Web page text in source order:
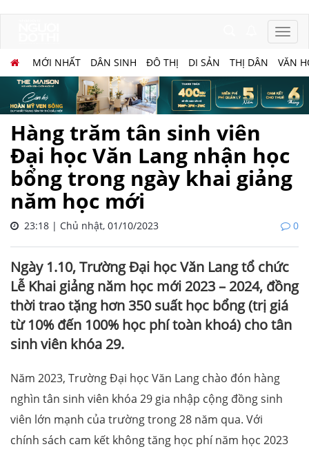
MỚI NHẤT DÂN SINH ĐÔ THỊ DI SẢN THỊ DÂN VĂN
Hàng trăm tân sinh viên
Đại học Văn Lang nhận học
bổng trong ngày khai giảng
năm học mới
23:18 | Chủ nhật, 01/10/2023 0
Ngày 1.10, Trường Đại học Văn Lang tổ chức
Lễ Khai giảng năm học mới 2023 – 2024, đồng
thời trao tặng hơn 350 suất học bổng (trị giá
từ 10% đến 100% học phí toàn khoá) cho tân
sinh viên khóa 29.
Năm 2023, Trường Đại học Văn Lang chào đón hàng
nghìn tân sinh viên khóa 29 gia nhập cộng đồng sinh
viên lớn mạnh của trường trong 28 năm qua. Với
chính sách cam kết không tăng học phí năm học 2023